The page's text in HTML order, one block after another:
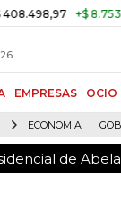
+$ 8.753,81
EMPRESAS OCIO
ECONOMÍA
de
de